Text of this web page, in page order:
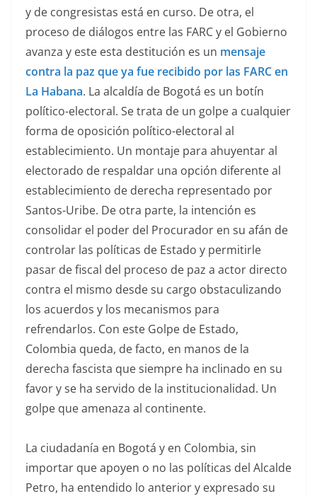
y de congresistas está en curso. De otra, el
proceso de diálogos entre las FARC y el Gobierno
avanza y este esta destitución es un mensaje
contra la paz que ya fue recibido por las FARC en
La Habana. La alcaldía de Bogotá es un botín
político-electoral. Se trata de un golpe a cualquier
forma de oposición político-electoral al
establecimiento. Un montaje para ahuyentar al
electorado de respaldar una opción diferente al
establecimiento de derecha representado por
Santos-Uribe. De otra parte, la intención es
consolidar el poder del Procurador en su afán de
controlar las políticas de Estado y permitirle
pasar de fiscal del proceso de paz a actor directo
contra el mismo desde su cargo obstaculizando
los acuerdos y los mecanismos para
refrendarlos. Con este Golpe de Estado,
Colombia queda, de facto, en manos de la
derecha fascista que siempre ha inclinado en su
favor y se ha servido de la institucionalidad. Un
golpe que amenaza al continente.
La ciudadanía en Bogotá y en Colombia, sin
importar que apoyen o no las políticas del Alcalde
Petro, ha entendido lo anterior y expresado su